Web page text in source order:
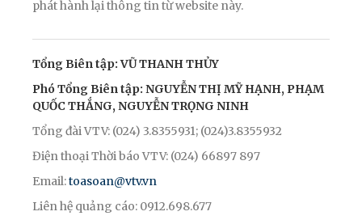
phát hành lại thông tin từ website này.
Tổng Biên tập: VŨ THANH THỦY
Phó Tổng Biên tập: NGUYỄN THỊ MỸ HẠNH, PHẠM
QUỐC THẮNG, NGUYỄN TRỌNG NINH
Tổng đài VTV: (024) 3.8355931; (024)3.8355932
Điện thoại Thời báo VTV: (024) 66897 897
Email:toasoan@vtv.vn
Liên hệ quảng cáo: 0912.698.677